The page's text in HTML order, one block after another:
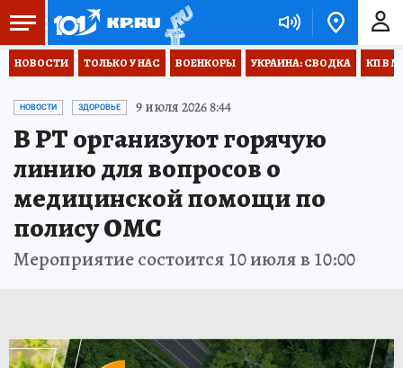
НОВОСТИ ТОЛЬКО У НАС ВОЕНКОРЫ УКРАИНА: СВОДКА КП В
НОВОСТИ ЗДОРОВЬЕ 9 июля 2026 8:44
В РТ организуют горячую
линию для вопросов о
медицинской помощи по
полису ОМС
Мероприятие состоится 10 июля в 10:00